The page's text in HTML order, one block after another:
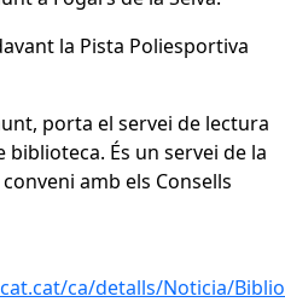
la Pista Poliesportiva
porta el servei de lectura
És un servei de la
amb els Consells
ca/detalls/Noticia/